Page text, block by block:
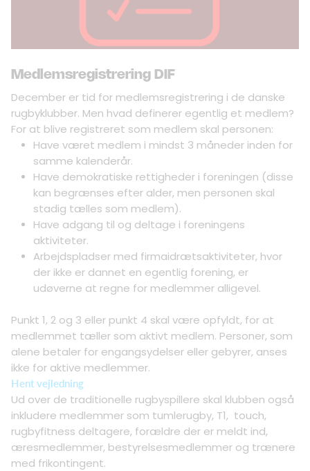
Medlemsregistrering DIF
December er tid for medlemsregistrering i de danske
rugbyklubber. Men hvad definerer egentlig et medlem?
For at blive registreret som medlem skal personen:
Have været medlem i mindst 3 måneder inden for
samme kalenderår.
Have demokratiske rettigheder i foreningen (disse
kan begrænses efter alder, men personen skal
stadig tælles som medlem).
Have adgang til og deltage i foreningens
aktiviteter.
Arbejdspladser med firmaidrætsaktiviteter, hvor
der ikke er dannet en egentlig forening, er
udøverne at regne for medlemmer alligevel.
Punkt 1, 2 og 3 eller punkt 4 skal være opfyldt, for at
medlemmet tæller som aktivt medlem. Personer, som
alene betaler for engangsydelser eller gebyrer, anses
ikke for aktive medlemmer.
Hent vejledning
Ud over de traditionelle rugbyspillere skal klubben også
inkludere medlemmer som tumlerugby, T1, touch,
rugbyfitness deltagere, forældre der er meldt ind,
æresmedlemmer, bestyrelsesmedlemmer og trænere
med frikontingent.